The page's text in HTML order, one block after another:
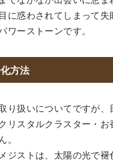
に惑わされてしまって失
ワーストーンです。
方法
り扱いについてですが、
リスタルクラスター・お
。
ジストは、太陽の光で褪